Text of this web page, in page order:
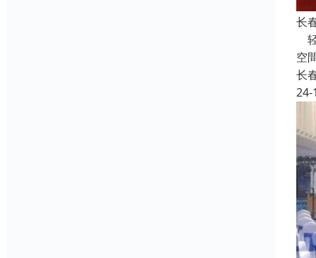
长
空
长
24-